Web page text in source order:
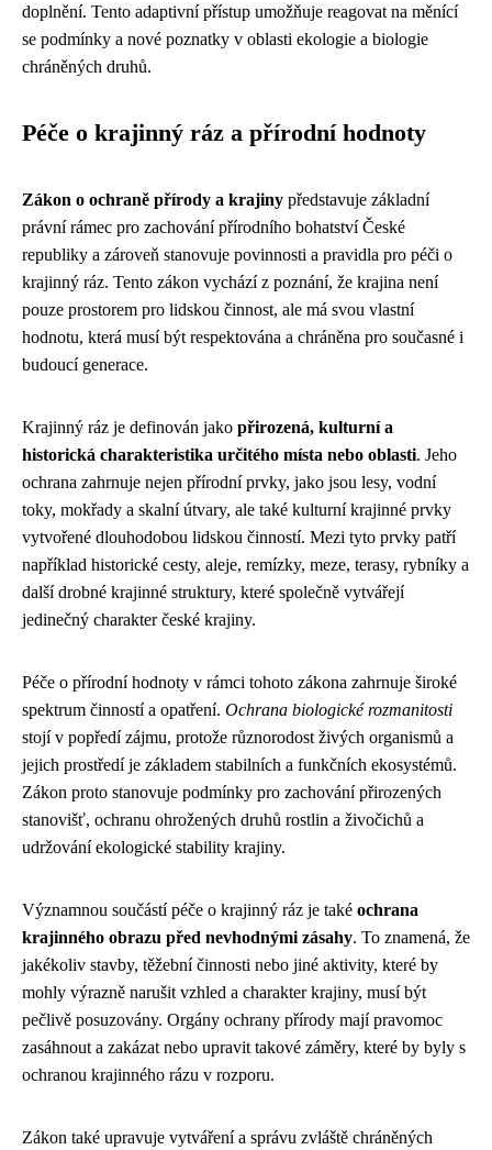
doplnění. Tento adaptivní přístup umožňuje reagovat na měnící
se podmínky a nové poznatky v oblasti ekologie a biologie
chráněných druhů.
Péče o krajinný ráz a přírodní hodnoty
Zákon o ochraně přírody a krajiny představuje základní
právní rámec pro zachování přírodního bohatství České
republiky a zároveň stanovuje povinnosti a pravidla pro péči o
krajinný ráz. Tento zákon vychází z poznání, že krajina není
pouze prostorem pro lidskou činnost, ale má svou vlastní
hodnotu, která musí být respektována a chráněna pro současné i
budoucí generace.
Krajinný ráz je definován jako přirozená, kulturní a
historická charakteristika určitého místa nebo oblasti. Jeho
ochrana zahrnuje nejen přírodní prvky, jako jsou lesy, vodní
toky, mokřady a skalní útvary, ale také kulturní krajinné prvky
vytvořené dlouhodobou lidskou činností. Mezi tyto prvky patří
například historické cesty, aleje, remízky, meze, terasy, rybníky a
další drobné krajinné struktury, které společně vytvářejí
jedinečný charakter české krajiny.
Péče o přírodní hodnoty v rámci tohoto zákona zahrnuje široké
spektrum činností a opatření. Ochrana biologické rozmanitosti
stojí v popředí zájmu, protože různorodost živých organismů a
jejich prostředí je základem stabilních a funkčních ekosystémů.
Zákon proto stanovuje podmínky pro zachování přirozených
stanovišť, ochranu ohrožených druhů rostlin a živočichů a
udržování ekologické stability krajiny.
Významnou součástí péče o krajinný ráz je také ochrana
krajinného obrazu před nevhodnými zásahy. To znamená, že
jakékoliv stavby, těžební činnosti nebo jiné aktivity, které by
mohly výrazně narušit vzhled a charakter krajiny, musí být
pečlivě posuzovány. Orgány ochrany přírody mají pravomoc
zasáhnout a zakázat nebo upravit takové záměry, které by byly s
ochranou krajinného rázu v rozporu.
Zákon také upravuje vytváření a správu zvláště chráněných